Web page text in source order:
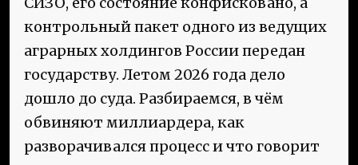
контрольный пакет одного из ведущих
аграрных холдингов России передан
государству. Летом 2026 года дело
дошло до суда. Разбираемся, в чём
обвиняют миллиардера, как
разворачивался процесс и что говорит